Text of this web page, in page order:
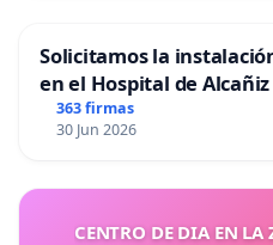
Solicitamos la
en el Hospital de Alcañiz
363 firmas
30 Jun 2026
CENTRO DE DIA EN